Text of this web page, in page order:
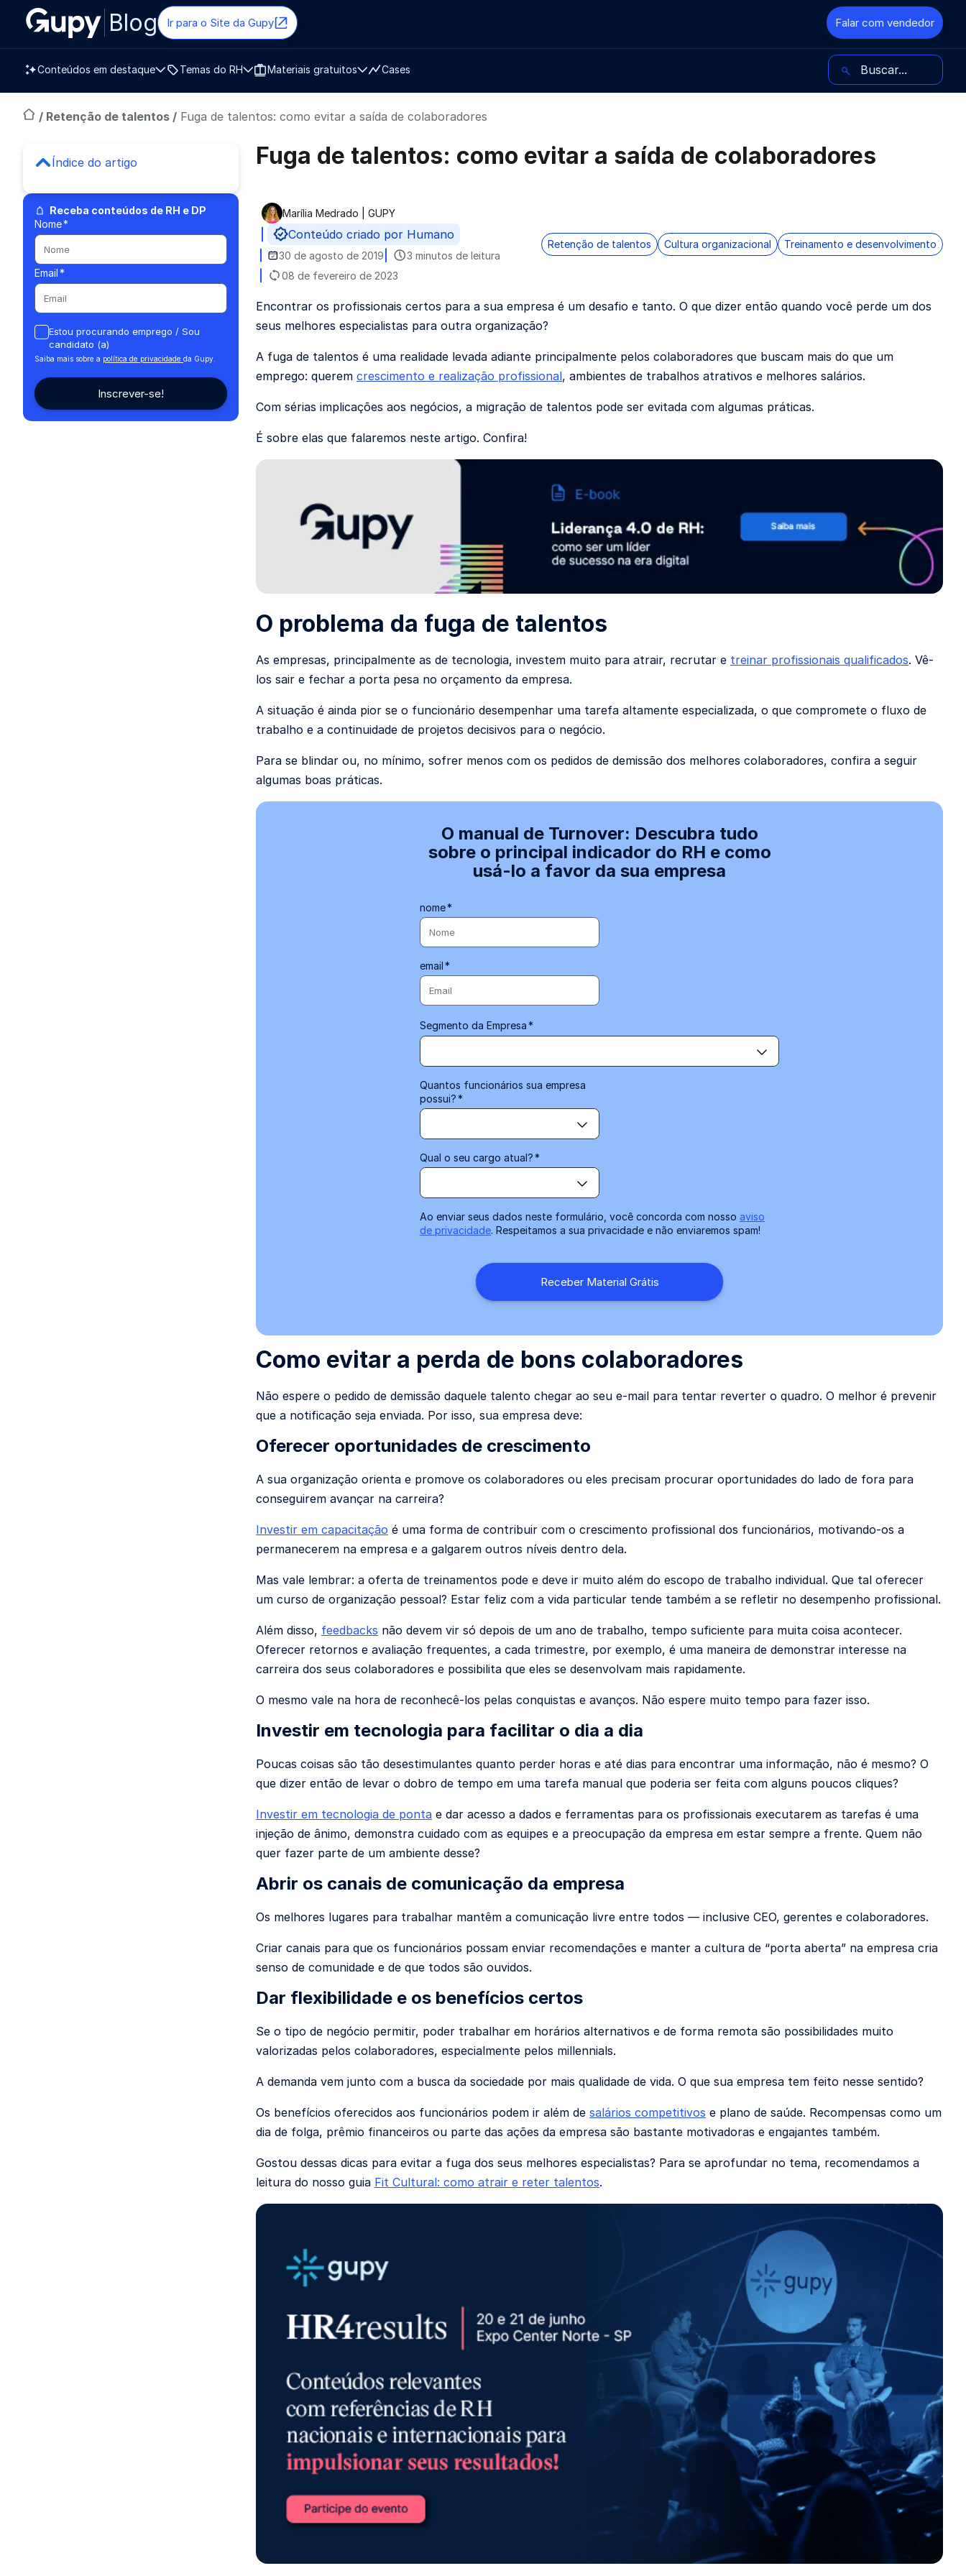
Blog Ir para o Site da Gupy Falar com vendedor
Conteúdos em destaque Temas do RH Materiais gratuitos Cases Buscar no blog
/ Retenção de talentos / Fuga de talentos: como evitar a saída de colaboradores
Índice do artigo
Receba conteúdos de RH e DP
Nome*
Email*
Estou procurando emprego / Sou
candidato (a)
Saiba mais sobre a política de privacidade da Gupy.
Fuga de talentos: como evitar a saída de colaboradores
Publicado por
Marília Medrado | GUPY
Conteúdo criado por Humano
30 de agosto de 2019
3 minutos de leitura
08 de fevereiro de 2023
Retenção de talentos Cultura organizacional Treinamento e desenvolvimento
Encontrar os profissionais certos para a sua empresa é um desafio e tanto. O que dizer então quando você perde um dos
seus melhores especialistas para outra organização?
A fuga de talentos é uma realidade levada adiante principalmente pelos colaboradores que buscam mais do que um
emprego: querem crescimento e realização profissional, ambientes de trabalhos atrativos e melhores salários.
Com sérias implicações aos negócios, a migração de talentos pode ser evitada com algumas práticas.
É sobre elas que falaremos neste artigo. Confira!
O problema da fuga de talentos
As empresas, principalmente as de tecnologia, investem muito para atrair, recrutar e treinar profissionais qualificados. Vê-
los sair e fechar a porta pesa no orçamento da empresa.
A situação é ainda pior se o funcionário desempenhar uma tarefa altamente especializada, o que compromete o fluxo de
trabalho e a continuidade de projetos decisivos para o negócio.
Para se blindar ou, no mínimo, sofrer menos com os pedidos de demissão dos melhores colaboradores, confira a seguir
algumas boas práticas.
O manual de Turnover: Descubra tudo
sobre o principal indicador do RH e como
usá-lo a favor da sua empresa
nome*
email*
Segmento da Empresa*
Quantos funcionários sua empresa
possui?*
Qual o seu cargo atual?*
Ao enviar seus dados neste formulário, você concorda com nosso aviso
de privacidade. Respeitamos a sua privacidade e não enviaremos spam!
Como evitar a perda de bons colaboradores
Não espere o pedido de demissão daquele talento chegar ao seu e-mail para tentar reverter o quadro. O melhor é prevenir
que a notificação seja enviada. Por isso, sua empresa deve:
Oferecer oportunidades de crescimento
A sua organização orienta e promove os colaboradores ou eles precisam procurar oportunidades do lado de fora para
conseguirem avançar na carreira?
Investir em capacitação é uma forma de contribuir com o crescimento profissional dos funcionários, motivando-os a
permanecerem na empresa e a galgarem outros níveis dentro dela.
Mas vale lembrar: a oferta de treinamentos pode e deve ir muito além do escopo de trabalho individual. Que tal oferecer
um curso de organização pessoal? Estar feliz com a vida particular tende também a se refletir no desempenho profissional.
Além disso, feedbacks não devem vir só depois de um ano de trabalho, tempo suficiente para muita coisa acontecer.
Oferecer retornos e avaliação frequentes, a cada trimestre, por exemplo, é uma maneira de demonstrar interesse na
carreira dos seus colaboradores e possibilita que eles se desenvolvam mais rapidamente.
O mesmo vale na hora de reconhecê-los pelas conquistas e avanços. Não espere muito tempo para fazer isso.
Investir em tecnologia para facilitar o dia a dia
Poucas coisas são tão desestimulantes quanto perder horas e até dias para encontrar uma informação, não é mesmo? O
que dizer então de levar o dobro de tempo em uma tarefa manual que poderia ser feita com alguns poucos cliques?
Investir em tecnologia de ponta e dar acesso a dados e ferramentas para os profissionais executarem as tarefas é uma
injeção de ânimo, demonstra cuidado com as equipes e a preocupação da empresa em estar sempre a frente. Quem não
quer fazer parte de um ambiente desse?
Abrir os canais de comunicação da empresa
Os melhores lugares para trabalhar mantêm a comunicação livre entre todos — inclusive CEO, gerentes e colaboradores.
Criar canais para que os funcionários possam enviar recomendações e manter a cultura de “porta aberta” na empresa cria
senso de comunidade e de que todos são ouvidos.
Dar flexibilidade e os benefícios certos
Se o tipo de negócio permitir, poder trabalhar em horários alternativos e de forma remota são possibilidades muito
valorizadas pelos colaboradores, especialmente pelos millennials.
A demanda vem junto com a busca da sociedade por mais qualidade de vida. O que sua empresa tem feito nesse sentido?
Os benefícios oferecidos aos funcionários podem ir além de salários competitivos e plano de saúde. Recompensas como um
dia de folga, prêmio financeiros ou parte das ações da empresa são bastante motivadoras e engajantes também.
Gostou dessas dicas para evitar a fuga dos seus melhores especialistas? Para se aprofundar no tema, recomendamos a
leitura do nosso guia Fit Cultural: como atrair e reter talentos.